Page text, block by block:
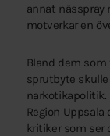
annat nässpray
motverkar en
Bland dem
sprutbyte
narkotikapolitik.
Region
kritiker som ser